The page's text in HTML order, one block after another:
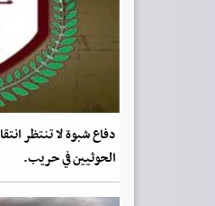
دفاع شبوة لا تنتظر
الحوثيين في حريب.